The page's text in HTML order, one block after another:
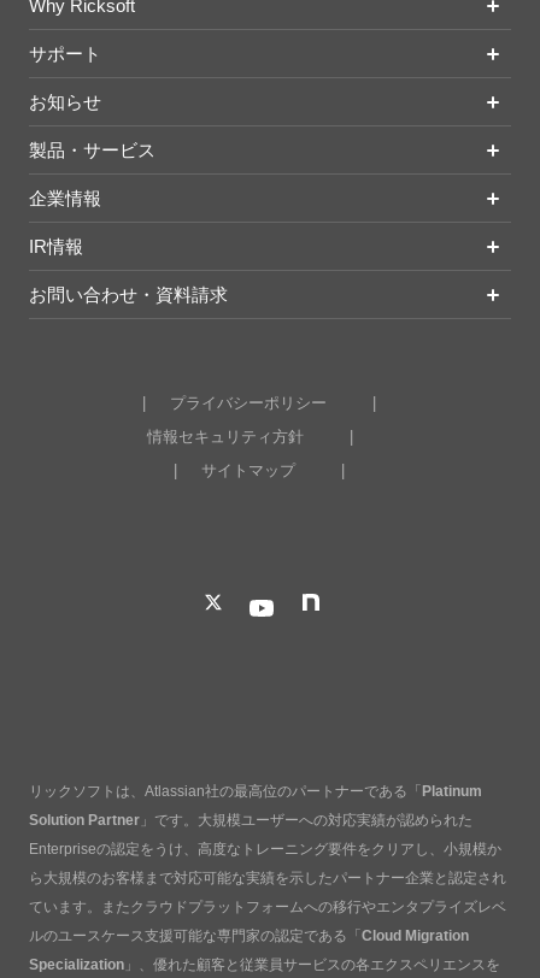
Why Ricksoft
サポート
お知らせ
製品・サービス
企業情報
IR情報
お問い合わせ・資料請求
プライバシーポリシー
情報セキュリティ方針
サイトマップ
リックソフトは、Atlassian社の最高位のパートナーである「 Platinum
Solution Partner 」です。大規模ユーザーへの対応実績が認められた
Enterpriseの認定をうけ、高度なトレーニング要件をクリアし、小規模か
ら大規模のお客様まで対応可能な実績を示したパートナー企業と認定され
ています。またクラウドプラットフォームへの移行やエンタプライズレベ
ルのユースケース支援可能な専門家の認定である「 Cloud Migration
Specialization 」、優れた顧客と従業員サービスの各エクスペリエンスを